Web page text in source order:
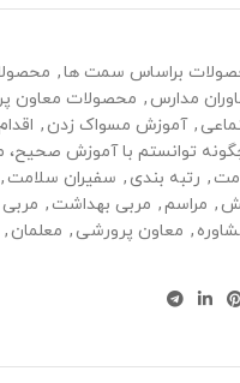
براساس سمت ها,
مدارس , محصولات معاون
, آموزش مسواک زدن ,
توانستم با آموزش صحیح،
, رتبه بندی , سفیران سلامت ,
, مراسم, مربی بهداشت ,
, معاون پرورشی , معلمان ,